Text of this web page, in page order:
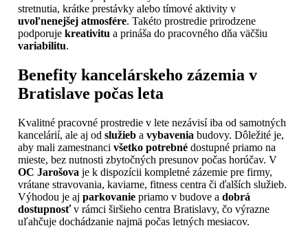
stretnutia, krátke prestávky alebo tímové aktivity v
uvoľnenejšej atmosfére. Takéto prostredie prirodzene
podporuje kreativitu a prináša do pracovného dňa väčšiu
variabilitu.
Benefity kancelárskeho zázemia v
Bratislave počas leta
Kvalitné pracovné prostredie v lete nezávisí iba od samotných
kancelárií, ale aj od služieb a vybavenia budovy. Dôležité je,
aby mali zamestnanci všetko potrebné dostupné priamo na
mieste, bez nutnosti zbytočných presunov počas horúčav. V
OC Jarošova je k dispozícii kompletné zázemie pre firmy,
vrátane stravovania, kaviarne, fitness centra či ďalších služieb.
Výhodou je aj parkovanie priamo v budove a dobrá
dostupnosťv rámci širšieho centra Bratislavy, čo výrazne
uľahčuje dochádzanie najmä počas letných mesiacov.